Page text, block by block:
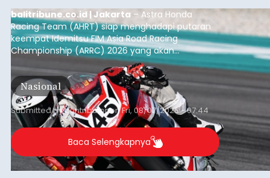
balitribune.co.id | Jakarta – Astra Honda
Racing Team (AHRT) siap menghadapi putaran
keempat Idemitsu FIM Asia Road Racing
Championship (ARRC) 2026 yang akan
berlangsung di Pertamina Mandalika
International Circuit, Lombok, Nusa Tenggara
Barat, pada 7–9 Agustus 2026.
Nasional
Submitted bycontributoronFri, 08/07/2026 - 07:44
Baca Selengkapnya